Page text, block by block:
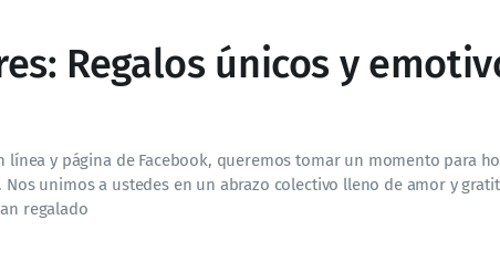
Regalos únicos y
línea y página de Facebook, queremos tomar un momento para
Nos unimos a ustedes en un abrazo colectivo lleno de amor y
regalado